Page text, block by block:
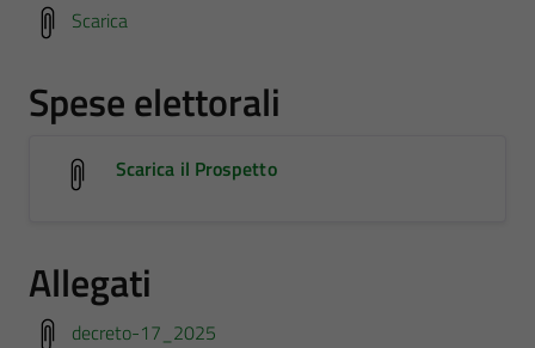
Scarica
Spese elettorali
Scarica il Prospetto
Allegati
decreto-17_2025